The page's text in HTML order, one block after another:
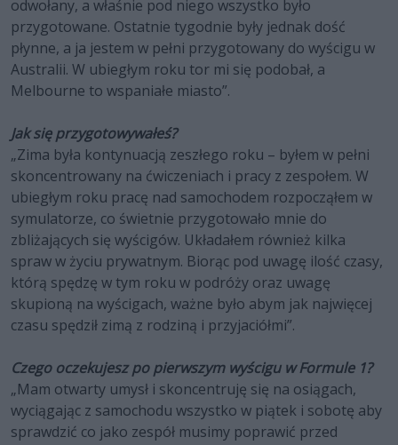
odwołany, a właśnie pod niego wszystko było
przygotowane. Ostatnie tygodnie były jednak dość
płynne, a ja jestem w pełni przygotowany do wyścigu w
Australii. W ubiegłym roku tor mi się podobał, a
Melbourne to wspaniałe miasto”.
Jak się przygotowywałeś?
„Zima była kontynuacją zeszłego roku – byłem w pełni
skoncentrowany na ćwiczeniach i pracy z zespołem. W
ubiegłym roku pracę nad samochodem rozpocząłem w
symulatorze, co świetnie przygotowało mnie do
zbliżających się wyścigów. Układałem również kilka
spraw w życiu prywatnym. Biorąc pod uwagę ilość czasy,
którą spędzę w tym roku w podróży oraz uwagę
skupioną na wyścigach, ważne było abym jak najwięcej
czasu spędził zimą z rodziną i przyjaciółmi”.
Czego oczekujesz po pierwszym wyścigu w Formule 1?
„Mam otwarty umysł i skoncentruję się na osiągach,
wyciągając z samochodu wszystko w piątek i sobotę aby
sprawdzić co jako zespół musimy poprawić przed